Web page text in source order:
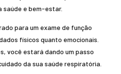
saúde e bem-estar.
para um exame de função
físicos quanto emocionais.
você estará dando um passo
da sua saúde respiratória.